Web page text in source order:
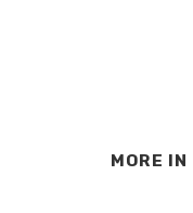
MORE IN